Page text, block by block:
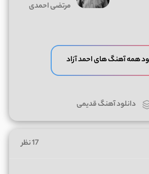
مرتضی احمدی
همه آهنگ های احمد آزاد
دانلود آهنگ قدیمی
17 نظر